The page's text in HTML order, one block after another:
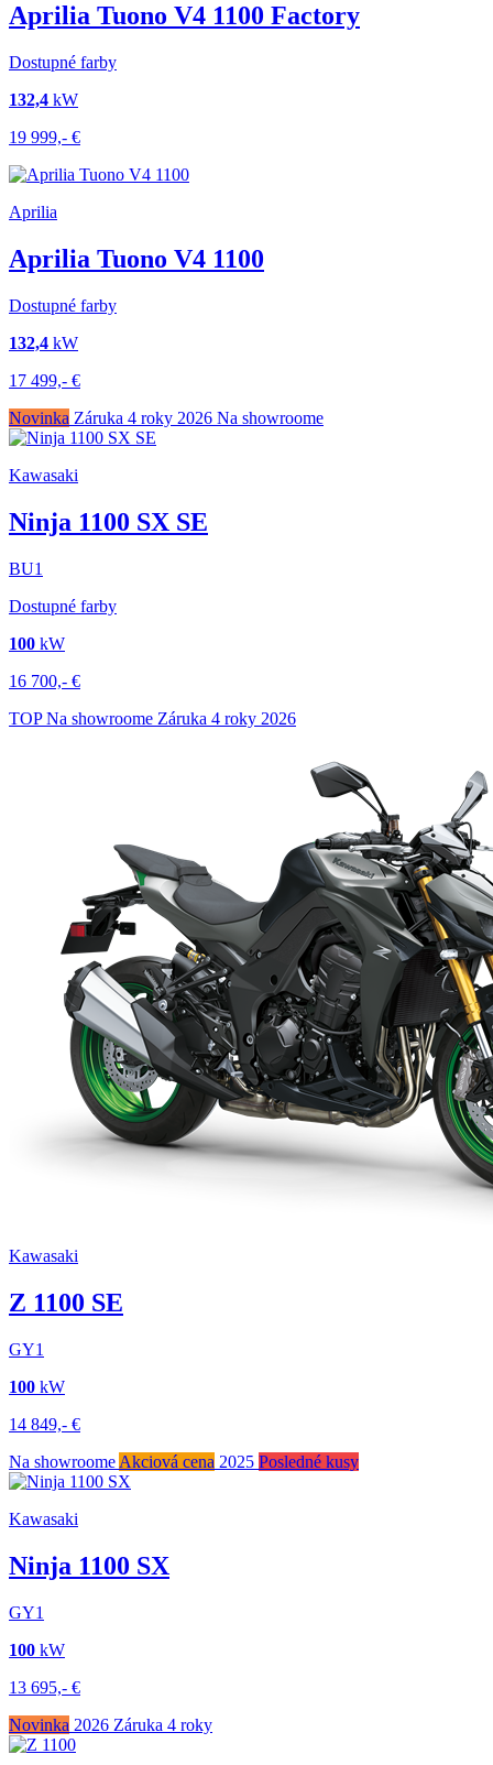
Aprilia Tuono V4 1100 Factory
Dostupné farby
132,4 kW
19 999,- €
Aprilia
Aprilia Tuono V4 1100
Dostupné farby
132,4 kW
17 499,- €
Novinka Záruka 4 roky 2026 Na showroome
Kawasaki
Ninja 1100 SX SE
BU1
Dostupné farby
100 kW
16 700,- €
TOP Na showroome Záruka 4 roky 2026
Kawasaki
Z 1100 SE
GY1
100 kW
14 849,- €
Na showroome Akciová cena 2025 Posledné kusy
Kawasaki
Ninja 1100 SX
GY1
100 kW
13 695,- €
Novinka 2026 Záruka 4 roky